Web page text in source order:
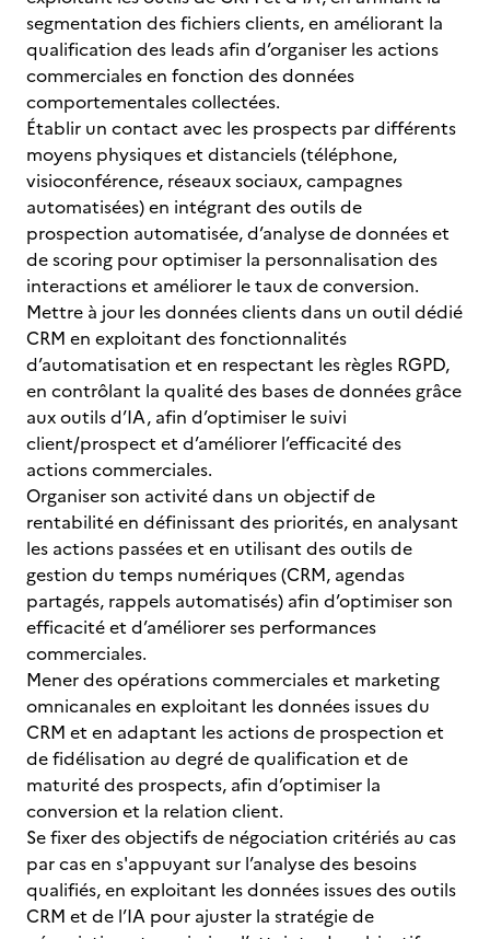
segmentation des fichiers clients, en améliorant la
qualification des leads afin d’organiser les actions
commerciales en fonction des données
comportementales collectées.
Établir un contact avec les prospects par différents
moyens physiques et distanciels (téléphone,
visioconférence, réseaux sociaux, campagnes
automatisées) en intégrant des outils de
prospection automatisée, d’analyse de données et
de scoring pour optimiser la personnalisation des
interactions et améliorer le taux de conversion.
Mettre à jour les données clients dans un outil dédié
CRM en exploitant des fonctionnalités
d’automatisation et en respectant les règles RGPD,
en contrôlant la qualité des bases de données grâce
aux outils d’IA, afin d’optimiser le suivi
client/prospect et d’améliorer l’efficacité des
actions commerciales.
Organiser son activité dans un objectif de
rentabilité en définissant des priorités, en analysant
les actions passées et en utilisant des outils de
gestion du temps numériques (CRM, agendas
partagés, rappels automatisés) afin d’optimiser son
efficacité et d’améliorer ses performances
commerciales.
Mener des opérations commerciales et marketing
omnicanales en exploitant les données issues du
CRM et en adaptant les actions de prospection et
de fidélisation au degré de qualification et de
maturité des prospects, afin d’optimiser la
conversion et la relation client.
Se fixer des objectifs de négociation critériés au cas
par cas en s'appuyant sur l’analyse des besoins
qualifiés, en exploitant les données issues des outils
CRM et de l’IA pour ajuster la stratégie de